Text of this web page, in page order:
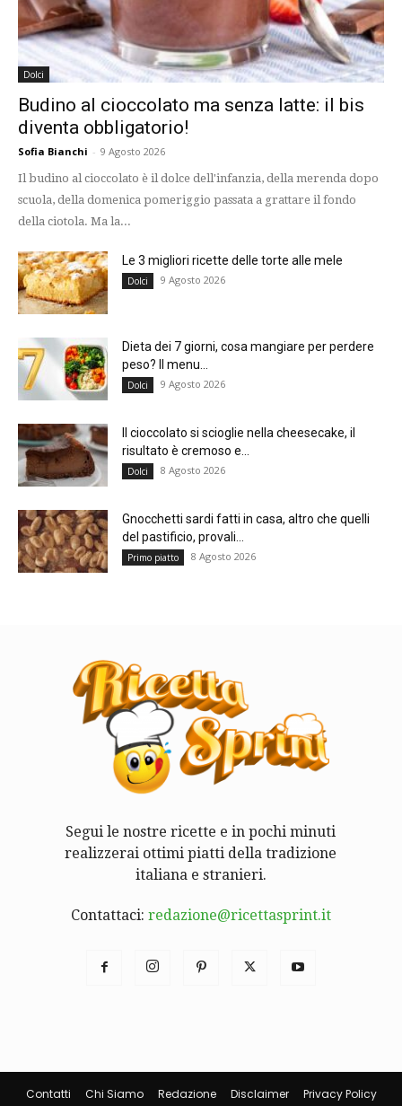
Dolci
Budino al cioccolato ma senza latte: il bis
diventa obbligatorio!
Sofia Bianchi - 9 Agosto 2026
Il budino al cioccolato è il dolce dell'infanzia, della merenda dopo
scuola, della domenica pomeriggio passata a grattare il fondo
della ciotola. Ma la...
Le 3 migliori ricette delle torte alle mele
Dolci 9 Agosto 2026
Dieta dei 7 giorni, cosa mangiare per perdere
peso? Il menu...
Dolci 9 Agosto 2026
Il cioccolato si scioglie nella cheesecake, il
risultato è cremoso e...
Dolci 8 Agosto 2026
Gnocchetti sardi fatti in casa, altro che quelli
del pastificio, provali...
Primo piatto 8 Agosto 2026
Segui le nostre ricette e in pochi minuti
realizzerai ottimi piatti della tradizione
italiana e stranieri.
Contattaci: redazione@ricettasprint.it
Contatti Chi Siamo Redazione Disclaimer Privacy Policy